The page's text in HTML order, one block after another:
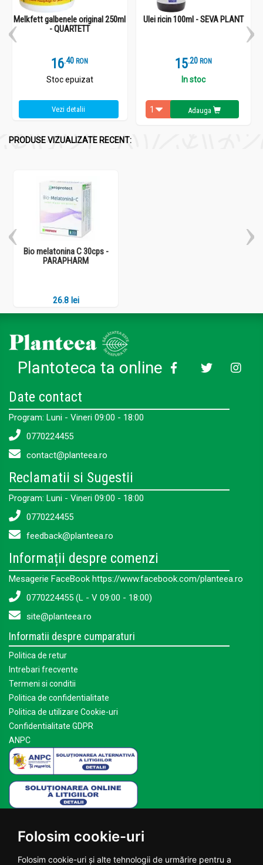
Folosim cookie-uri
Folosim cookie-uri și alte tehnologii de urmărire pentru a
Melkfett galbenele original 250ml
- QUARTETT
16.4 RON
Stoc epuizat
Vezi detalii
Ulei ricin 100ml - SEVA PLANT
15.2 RON
In stoc
Adauga
PRODUSE VIZUALIZATE RECENT:
Bio melatonina C 30cps -
PARAPHARM
26.8 lei
Plantoteca ta online
Date contact
Program: Luni - Vineri 09:00 - 18:00
0770224455
contact@planteea.ro
Reclamatii si Sugestii
Program: Luni - Vineri 09:00 - 18:00
0770224455
feedback@planteea.ro
Informații despre comenzi
Mesagerie FaceBook https://www.facebook.com/planteea.ro
0770224455 (L - V 09:00 - 18:00)
site@planteea.ro
Informatii despre cumparaturi
Politica de retur
Intrebari frecvente
Termeni si conditii
Politica de confidentialitate
Politica de utilizare Cookie-uri
Confidentialitate GDPR
ANPC
Acasa
Despre noi